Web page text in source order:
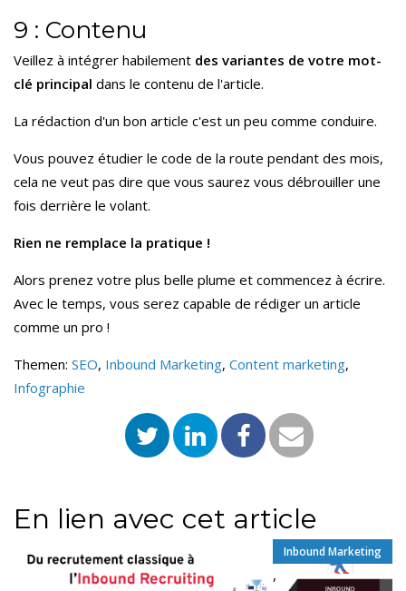
9 : Contenu
Veillez à intégrer habilement des variantes de votre mot-
clé principal dans le contenu de l'article.
La rédaction d'un bon article c'est un peu comme conduire.
Vous pouvez étudier le code de la route pendant des mois,
cela ne veut pas dire que vous saurez vous débrouiller une
fois derrière le volant.
Rien ne remplace la pratique !
Alors prenez votre plus belle plume et commencez à écrire.
Avec le temps, vous serez capable de rédiger un article
comme un pro !
Themen: SEO, Inbound Marketing, Content marketing,
Infographie
En lien avec cet article
Inbound Marketing
,